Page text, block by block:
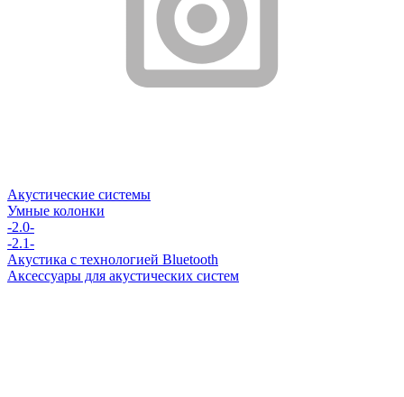
Акустические системы
Умные колонки
-2.0-
-2.1-
Акустика с технологией Bluetooth
Аксессуары для акустических систем